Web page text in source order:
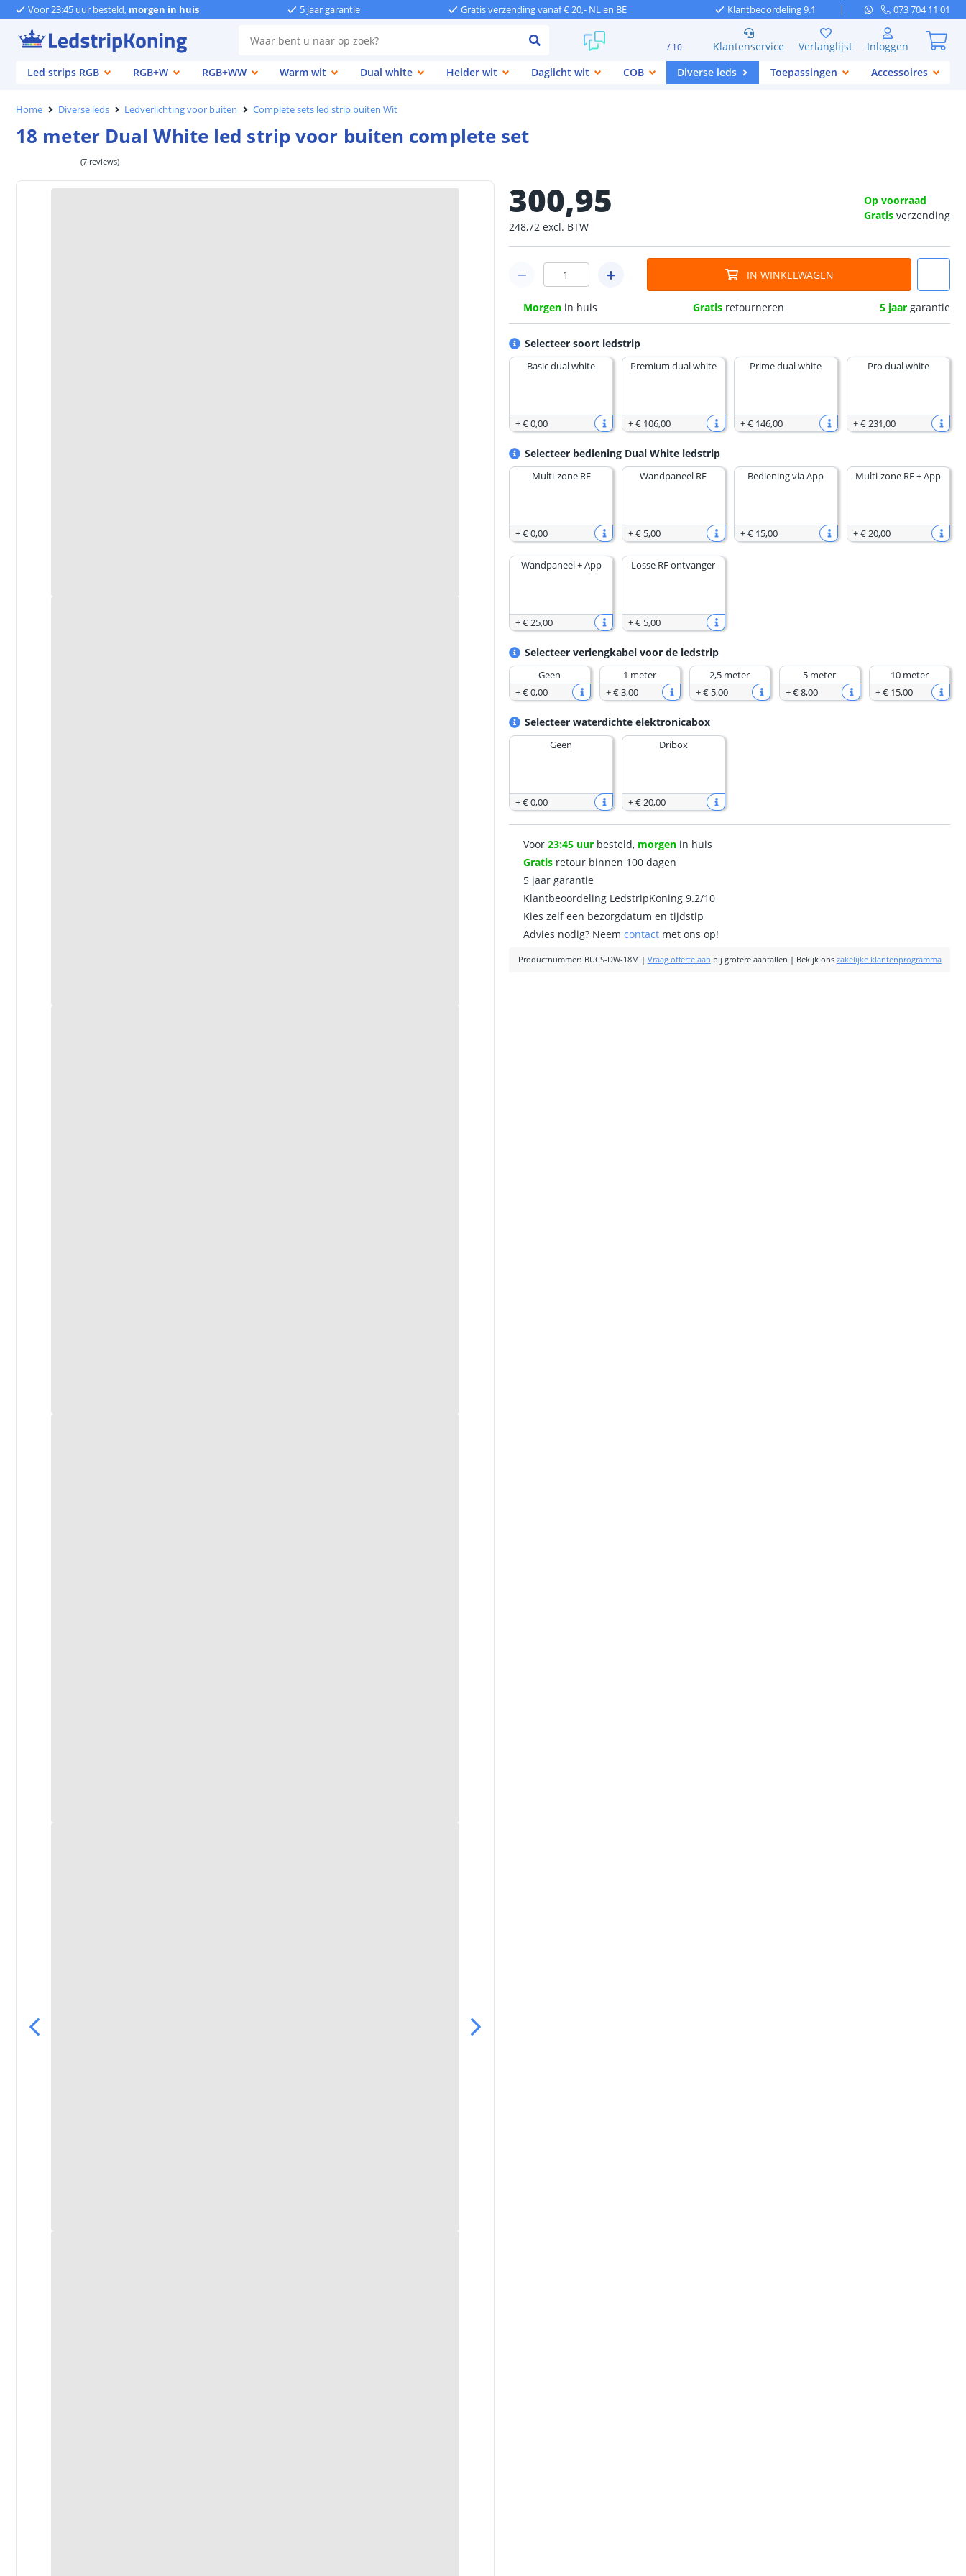
Voor 23:45 uur besteld, morgen in huis 5 jaar garantie Gratis verzending vanaf € 20,- NL en BE Klantbeoordeling 9.1 073 704 11 01
/ 10 Klantenservice Verlanglijst
Inloggen
Led strips RGB
RGB+W RGB+WW Warm wit Dual white Helder wit Daglicht wit COB Diverse leds Toepassingen Accessoires
Home Diverse leds Ledverlichting voor buiten Complete sets led strip buiten Wit
18 meter Dual White led strip voor buiten complete set
(7 reviews)
300,95
248,72 excl. BTW
Op voorraad
Gratis verzending
IN WINKELWAGEN
Morgen in huis Gratis retourneren 5 jaargarantie
Selecteer soort ledstrip
Basic dual white
+€ 0,00
Premium dual white
+€ 106,00
Prime dual white
+€ 146,00
Pro dual white
+€ 231,00
Selecteer bediening Dual White ledstrip
Multi-zone RF
+€ 0,00
Wandpaneel RF
+€ 5,00
Bediening via App
+€ 15,00
Multi-zone RF + App
+€ 20,00
Wandpaneel + App
+€ 25,00
Losse RF ontvanger
+€ 5,00
Selecteer verlengkabel voor de ledstrip
Geen
+€ 0,00
1 meter
+€ 3,00
2,5 meter
+€ 5,00
5 meter
+€ 8,00
10 meter
+€ 15,00
Selecteer waterdichte elektronicabox
Geen
+€ 0,00
Dribox
+€ 20,00
Voor23:45 uur besteld, morgen in huis
Gratis retour binnen 100 dagen
5 jaar garantie
Klantbeoordeling LedstripKoning 9.2/10
Kies zelf een bezorgdatum en tijdstip
Advies nodig? Neemcontact met ons op!
Productnummer: BUCS-DW-18M | Vraag offerte aan bij grotere aantallen | Bekijk ons zakelijke klantenprogramma